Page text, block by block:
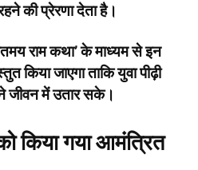
की प्रेरणा देता है।
राम कथा’ के माध्यम से इन
किया जाएगा ताकि युवा पीढ़ी
में उतार सके।
किया गया आमंत्रित